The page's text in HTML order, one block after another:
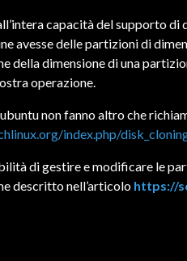
capacità del supporto di
avesse delle partizioni di
della dimensione di una
operazione.
non fanno altro che
index.php/
di gestire e modificare le
descritto nell’articolo https://